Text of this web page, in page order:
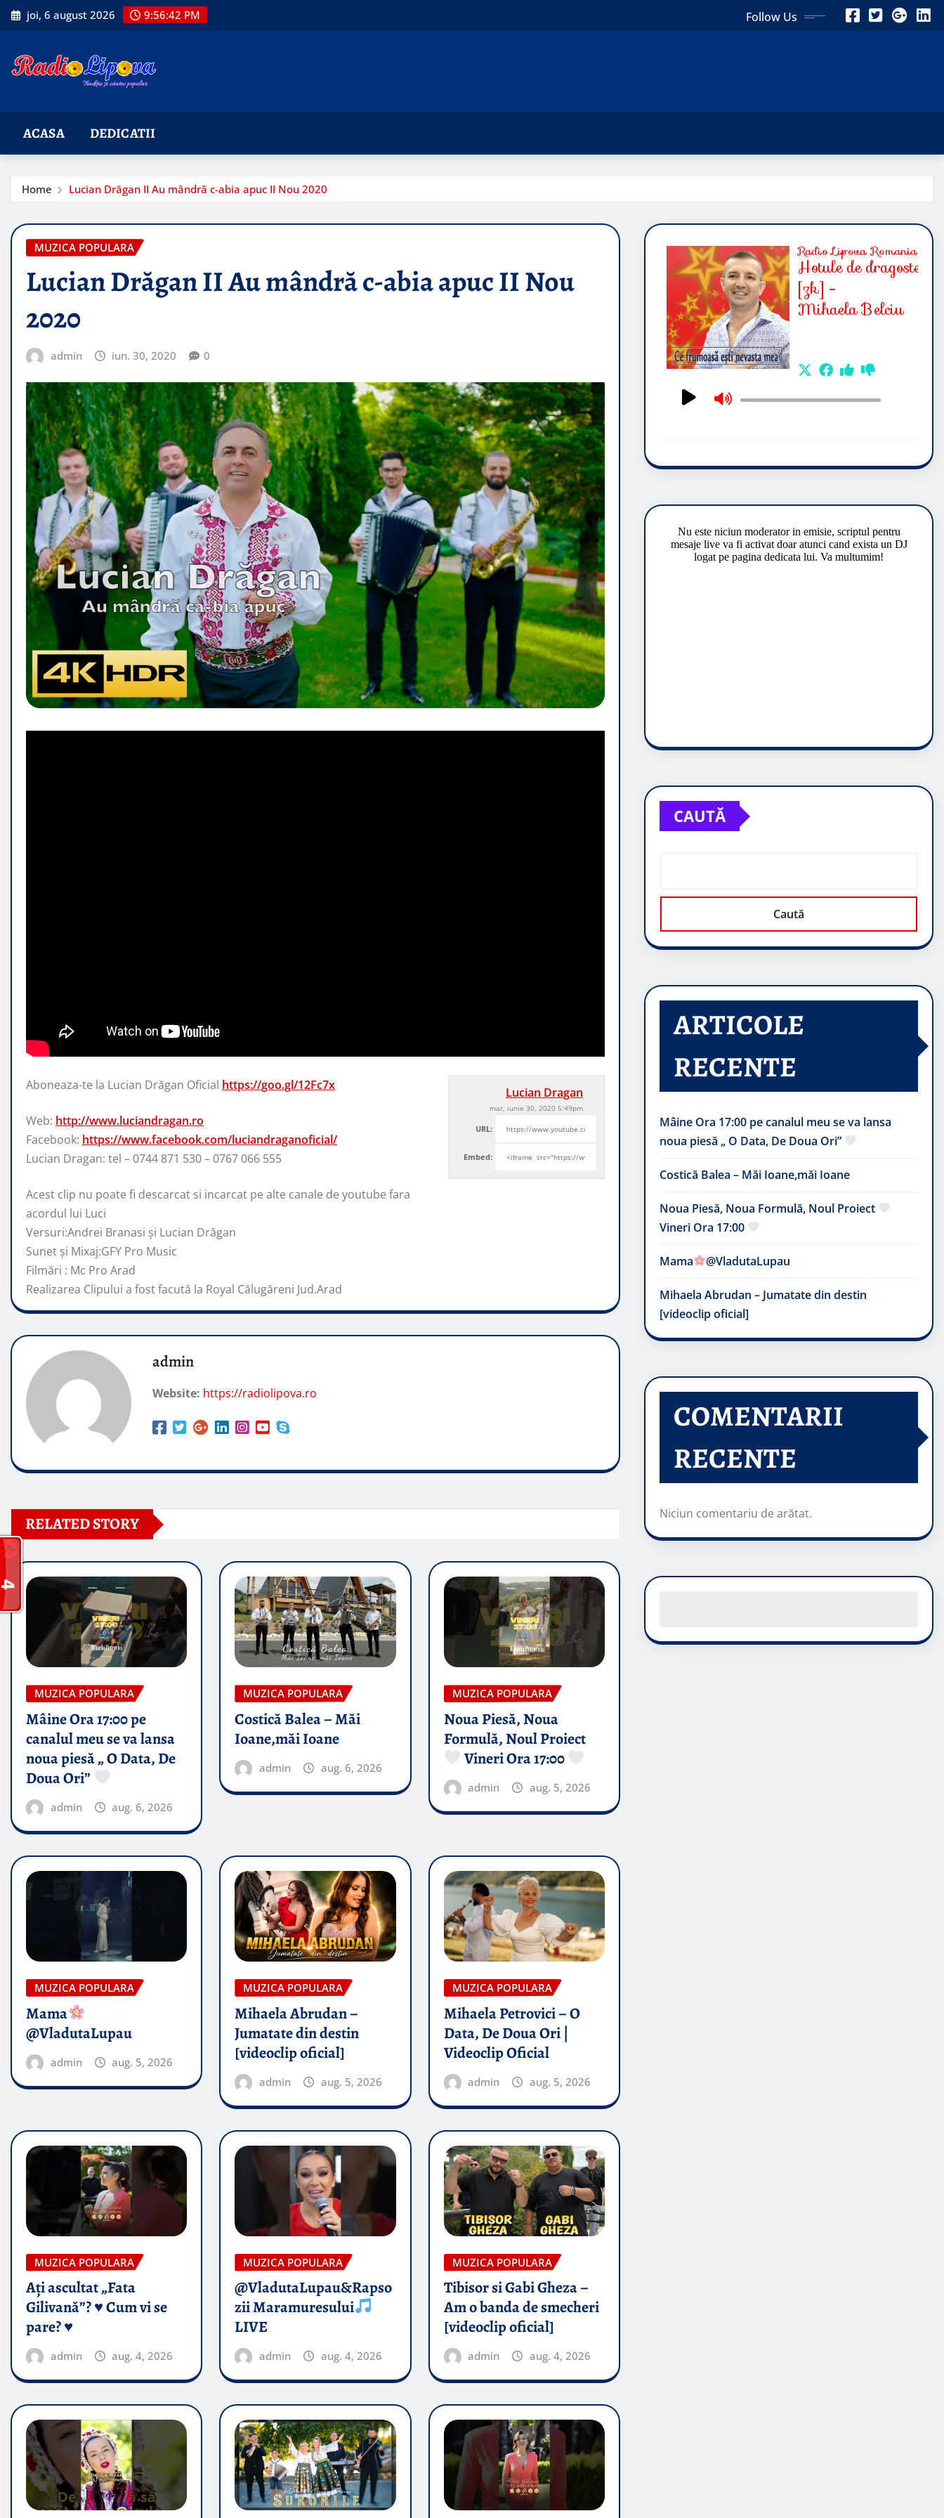
Skip
to
joi, 6 august 2026 9:56:43 PM Follow Us
ACASA DEDICATII
Home Lucian Drăgan II Au mândră c-abia apuc II Nou 2020
MUZICA POPULARA
Lucian Drăgan II Au mândră c-abia apuc II Nou
2020
admin iun. 30, 2020 0
Lucian Dragan
mar, iunie 30, 2020 5:49pm
URL:
Embed:
Aboneaza-te la Lucian Drăgan Oficial https://goo.gl/12Fc7x
Web: http://www.luciandragan.ro
Facebook: https://www.facebook.com/luciandraganoficial/
Lucian Dragan: tel – 0744 871 530 – 0767 066 555
Acest clip nu poate fi descarcat si incarcat pe alte canale de youtube fara
acordul lui Luci
Versuri:Andrei Branasi și Lucian Drăgan
Sunet și Mixaj:GFY Pro Music
Filmări : Mc Pro Arad
Realizarea Clipului a fost facută la Royal Călugăreni Jud.Arad
admin
Website: https://radiolipova.ro
RELATED STORY
MUZICA POPULARA
Mâine Ora 17:00 pe
canalul meu se va lansa
noua piesă „ O Data, De
Doua Ori”
admin aug. 6, 2026
MUZICA POPULARA
Costică Balea – Măi
Ioane,măi Ioane
admin aug. 6, 2026
MUZICA POPULARA
Noua Piesă, Noua
Formulă, Noul Proiect
Vineri Ora 17:00
admin aug. 5, 2026
MUZICA POPULARA
Mama
@VladutaLupau
admin aug. 5, 2026
MUZICA POPULARA
Mihaela Abrudan –
Jumatate din destin
[videoclip oficial]
admin aug. 5, 2026
MUZICA POPULARA
Mihaela Petrovici – O
Data, De Doua Ori |
Videoclip Oficial
admin aug. 5, 2026
MUZICA POPULARA
Ați ascultat „Fata
Gilivană”? ♥️ Cum vi se
pare? ♥️
admin aug. 4, 2026
MUZICA POPULARA
@VladutaLupau&Rapso
zii Maramuresului
LIVE
admin aug. 4, 2026
MUZICA POPULARA
Tibisor si Gabi Gheza –
Am o banda de smecheri
[videoclip oficial]
admin aug. 4, 2026
CAUTĂ
Caută
ARTICOLE
RECENTE
Mâine Ora 17:00 pe canalul meu se va lansa
noua piesă „ O Data, De Doua Ori”
Costică Balea – Măi Ioane,măi Ioane
Noua Piesă, Noua Formulă, Noul Proiect
Vineri Ora 17:00
Mama @VladutaLupau
Mihaela Abrudan – Jumatate din destin
[videoclip oficial]
COMENTARII
RECENTE
Niciun comentariu de arătat.